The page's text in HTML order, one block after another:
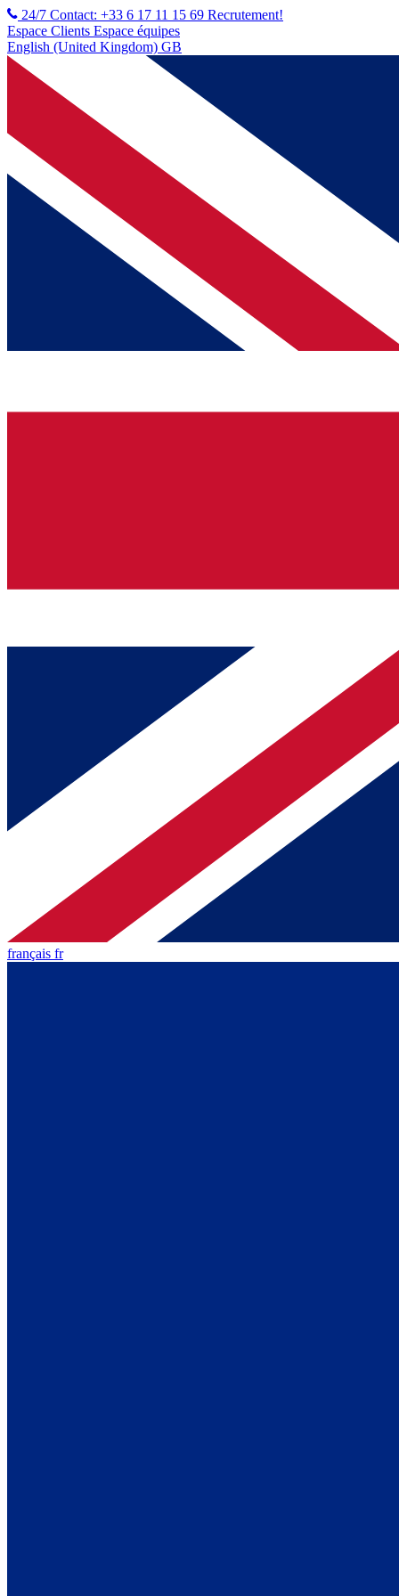
24/7 Contact: +33 6 17 11 15 69 Recrutement!
Espace Clients Espace équipes
English (United Kingdom) GB
français fr